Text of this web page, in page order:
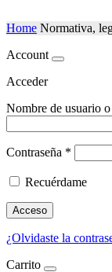
Home Normativa,
Account
Acceder
Nombre de usuario
Contraseña *
Recuérdame
Acceso
¿Olvidaste la
Carrito